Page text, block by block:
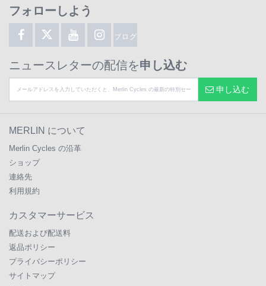
フォローしよう
ブログ
ニュースレターの配信を申し込む
申し込む
MERLIN について
Merlin Cycles の沿革
ショップ
連絡先
利用規約
カスタマーサービス
配送および配送料
返品ポリシー
プライバシーポリシー
サイトマップ